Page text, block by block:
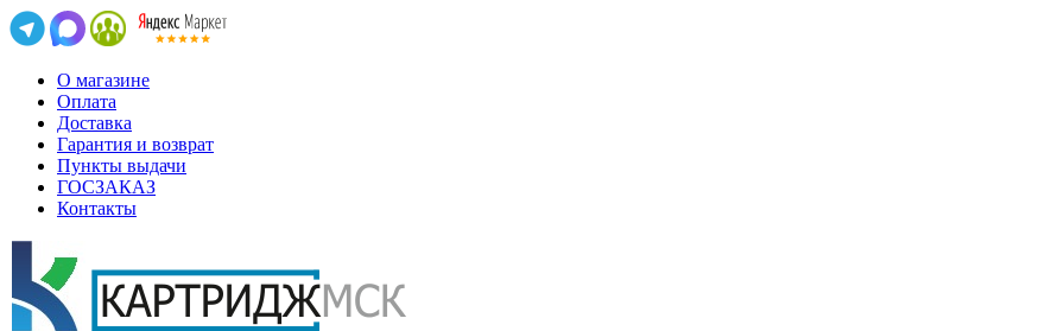
О магазине
Оплата
Доставка
Гарантия и возврат
Пункты выдачи
ГОСЗАКАЗ
Контакты